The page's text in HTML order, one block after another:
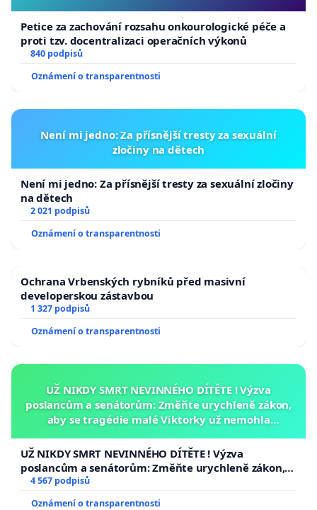
Petice za zachování rozsahu onkourologické péče a
proti tzv. docentralizaci operačních výkonů
840 podpisů
Oznámení o transparentnosti
Není mi jedno: Za přísnější tresty za sexuální
zločiny na dětech
Není mi jedno: Za přísnější tresty za sexuální zločiny
na dětech
2 021 podpisů
Oznámení o transparentnosti
Ochrana Vrbenských rybníků před masivní
developerskou zástavbou
1 327 podpisů
Oznámení o transparentnosti
UŽ NIKDY SMRT NEVINNÉHO DÍTĚTE ! Výzva
poslancům a senátorům: Změňte urychleně zákon,
aby se tragédie malé Viktorky už nemohla
UŽ NIKDY SMRT NEVINNÉHO DÍTĚTE ! Výzva
poslancům a senátorům: Změňte urychleně zákon,
aby se tragédie malé Viktorky už nemohla opakovat!
4 567 podpisů
Oznámení o transparentnosti